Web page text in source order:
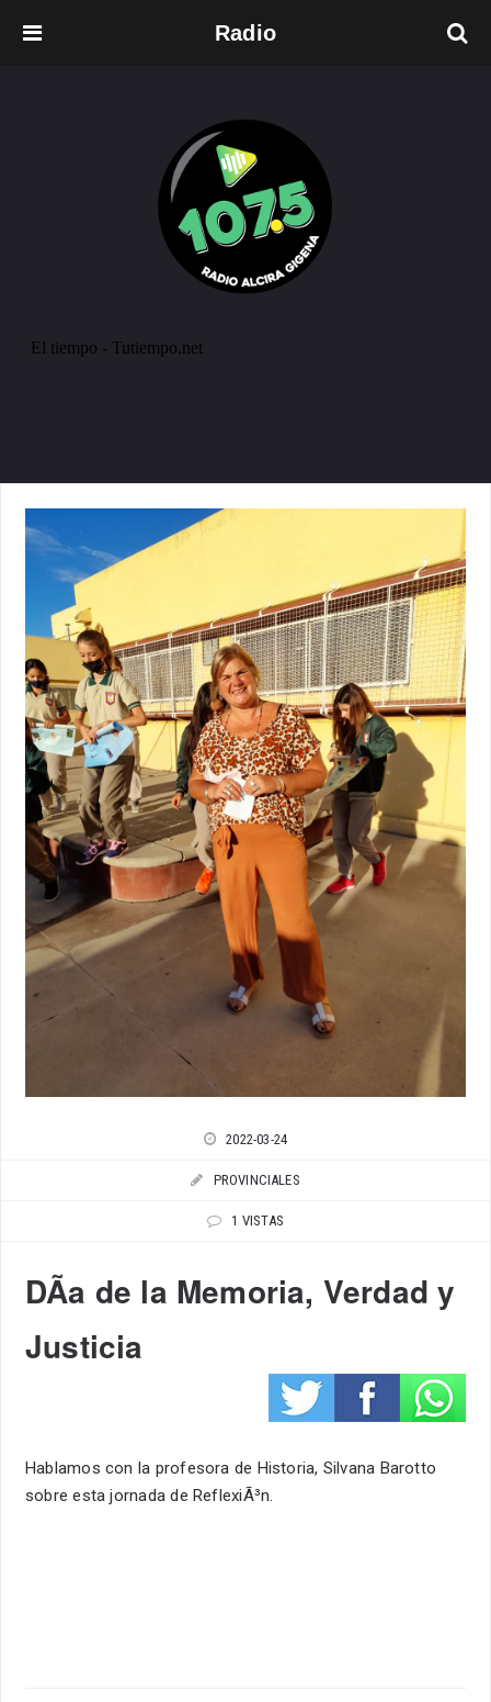
Radio
2022-03-24
PROVINCIALES
1 VISTAS
DÃ­a de la Memoria, Verdad y
Justicia
Hablamos con la profesora de Historia, Silvana Barotto
sobre esta jornada de ReflexiÃ³n.